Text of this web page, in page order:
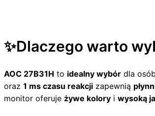
✨Dlaczego warto
AOC 27B31H to idealny wybór dla
oraz 1 ms czasu reakcji zapewnią
monitor oferuje żywe kolory i wysoką